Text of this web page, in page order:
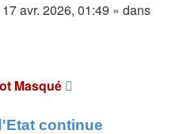
avr. 2026, 01:49 » dans
Masqué
continue